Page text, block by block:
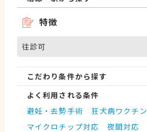
特徴
往診可
こだわり条件から探す
よく利用される条件
避妊・去勢手術
狂犬病ワクチン
マイクロチップ対応
夜間対応